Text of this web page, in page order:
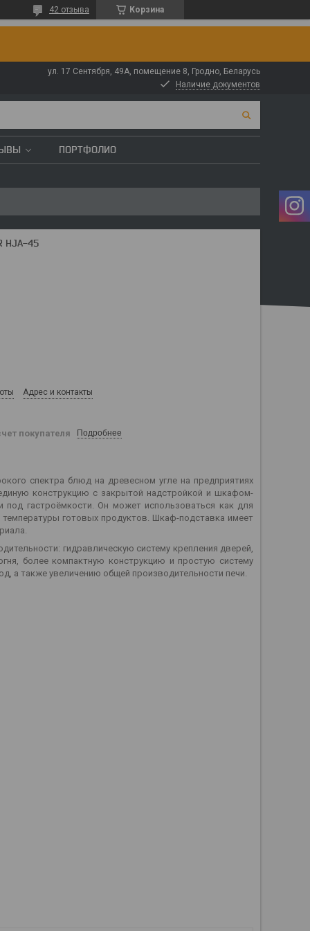
Корзина
42 отзыва
ул. 17 Сентября, 49А, помещение 8, Гродно, Беларусь
Наличие документов
ПОРТФОЛИО
HJA-45
Адрес и контакты
покупателя Подробнее
спектра блюд на древесном угле на предприятиях
конструкцию с закрытой надстройкой и шкафом-
гастроёмкости. Он может использоваться как для
готовых продуктов. Шкаф-подставка имеет
гидравлическую систему крепления дверей,
более компактную конструкцию и простую систему
а также увеличению общей производительности печи.